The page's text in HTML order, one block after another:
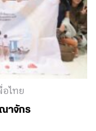
ไทย
าจักร